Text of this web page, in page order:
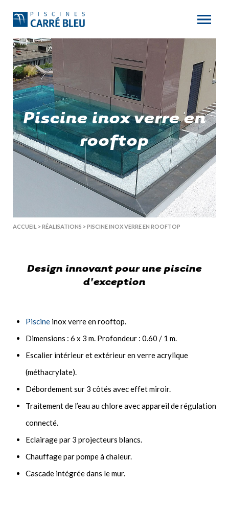
Piscine inox verre en
rooftop
ACCUEIL >RÉALISATIONS >PISCINE INOX VERRE EN ROOFTOP
Design innovant pour une piscine
d'exception
Piscine inox verre en rooftop.
Dimensions : 6 x 3 m. Profondeur : 0.60 / 1 m.
Escalier intérieur et extérieur en verre acrylique
(méthacrylate).
Débordement sur 3 côtés avec effet miroir.
Traitement de l’eau au chlore avec appareil de régulation
connecté.
Eclairage par 3 projecteurs blancs.
Chauffage par pompe à chaleur.
Cascade intégrée dans le mur.